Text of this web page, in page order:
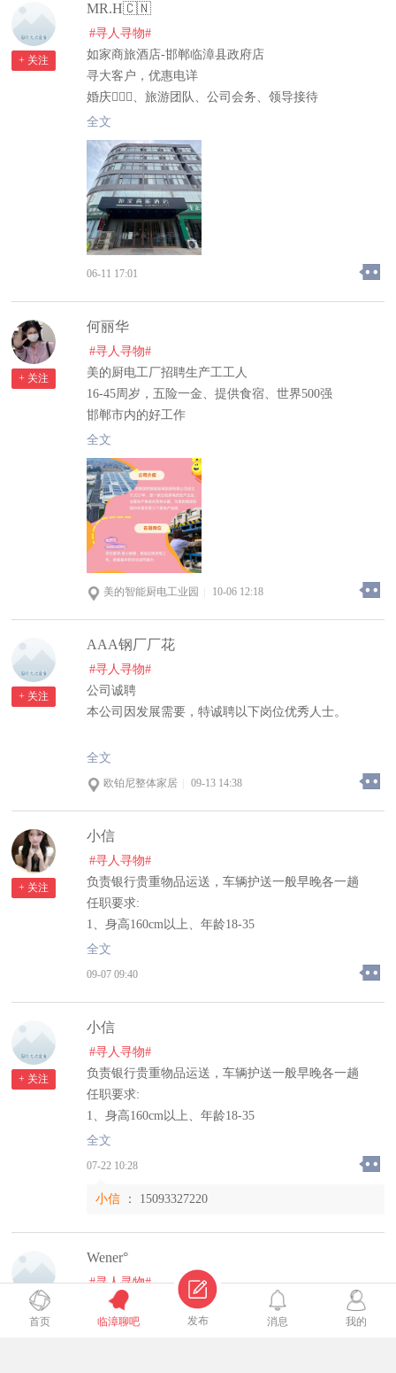
+ 关注
MR.H🇨🇳
#寻人寻物#
如家商旅酒店-邯郸临漳县政府店
寻大客户，优惠电详
婚庆👰🏻‍♀️、旅游团队、公司会务、领导接待
电询：0310-7809999
全文
06-11 17:01
+ 关注
何丽华
#寻人寻物#
美的厨电工厂招聘生产工工人
16-45周岁，五险一金、提供食宿、世界500强
邯郸市内的好工作
有意可电话18832002645（可加微信）
全文
美的智能厨电工业园 10-06 12:18
+ 关注
AAA钢厂厂花
#寻人寻物#
公司诚聘
本公司因发展需要，特诚聘以下岗位优秀人士。
电话客服五名
工作内容简单，有人带，经验不限，善于沟通，脾气
注:需要用自己微信工作！！！！！！
工作时间（夏）：早：8:30—12:00
下午：2:00—5:30
七小时工作制，
每月4天公休，可以随意调休。
提成面议。
工作地址：临漳县邯郸银行南行188米。
联系电话:17331992102
全文
欧铂尼整体家居 09-13 14:38
+ 关注
小信
#寻人寻物#
负责银行贵重物品运送，车辆护送一般早晚各一趟
任职要求:
1、身高160cm以上、年龄18-35
2、无纹身疤痕前科
薪资福利:
2、每月4-8天带薪公休、享受法定节假日(加班按三倍
工资)带薪15天年假;
3、新员工入职满一年以上享受工龄工资。
4、免费提供食宿、被褥、免费无线网，宿舍有空调，
24小时热水澡;
5、班长，队长，项目经理空缺时可晋升
工作时间：白班8小时
全文
09-07 09:40
+ 关注
小信
#寻人寻物#
负责银行贵重物品运送，车辆护送一般早晚各一趟
任职要求:
1、身高160cm以上、年龄18-35
2、无纹身疤痕前科
薪资福利:
吃住+五险一金）
3、新员工入职满一年以上享受工龄工资。
4、免费提供食宿、被褥、免费无线网，宿舍有空调，
24小时热水澡;
5、班长，队长，项目经理空缺时可晋升
全文
07-22 10:28
小信： 15093327220
+ 关注
Wener°
#寻人寻物#
临漳，七小时工作制，不加班，不耽误接送孩子，月休
四天，待遇优厚，欢迎大家咨询
首页 临漳聊吧 发布 消息 我的